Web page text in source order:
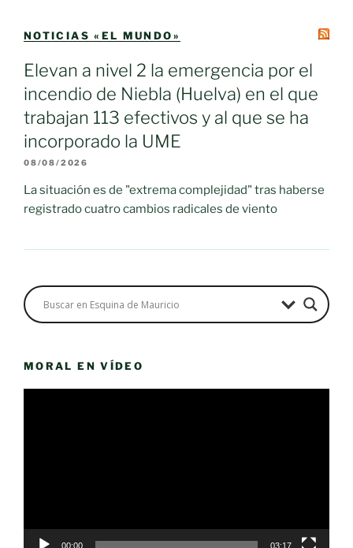
NOTICIAS «EL MUNDO»
Elevan a nivel 2 la emergencia por el
incendio de Niebla (Huelva) en el que
trabajan 113 efectivos y al que se ha
incorporado la UME
08/08/2026
La situación es de "extrema complejidad" tras haberse
registrado cuatro cambios radicales de viento
MORAL EN VÍDEO
00:00 03:17